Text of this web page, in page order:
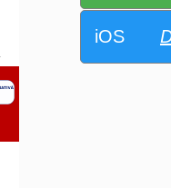
iOS